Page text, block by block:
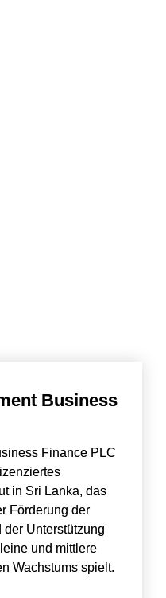
Business
Finance PLC
in Sri Lanka, das
Förderung der
Unterstützung
und mittlere
Wachstums spielt.